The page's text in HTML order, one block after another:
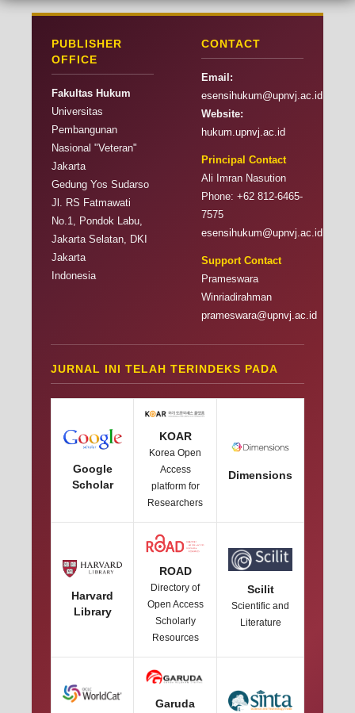
PUBLISHER
OFFICE
Fakultas Hukum
Universitas
Pembangunan
Nasional "Veteran"
Jakarta
Gedung Yos Sudarso
Jl. RS Fatmawati
No.1, Pondok Labu,
Jakarta Selatan, DKI
Jakarta
Indonesia
CONTACT
Email:
esensihukum@upnvj.ac.id
Website:
hukum.upnvj.ac.id
Principal Contact
Ali Imran Nasution
Phone: +62 812-6465-
7575
esensihukum@upnvj.ac.id
Support Contact
Prameswara
Winriadirahman
prameswara@upnvj.ac.id
JURNAL INI TELAH TERINDEKS PADA
Google
Scholar
KOAR
Korea Open
Access
platform for
Researchers
Dimensions
Harvard
Library
ROAD
Directory of
Open Access
Scholarly
Resources
Scilit
Scientific and
Literature
Garuda